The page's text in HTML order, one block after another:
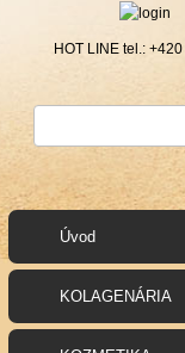
HOT LINE tel.: +420
Úvod
KOLAGENÁRIA